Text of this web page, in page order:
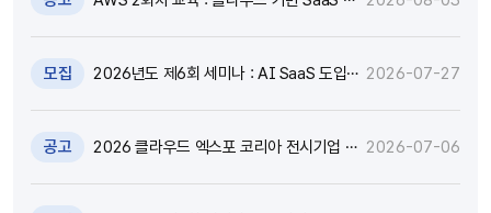
모집
2026년도 제6회 세미나 : AI SaaS 도입,
2026-07-27
공고
2026 클라우드 엑스포 코리아 전시기업 지 2026-07-06